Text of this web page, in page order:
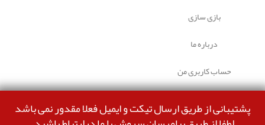
بازی سازی
درباره ما
حساب کاربری من
پشتیبانی از طریق ارسال تیکت و ایمیل فعلا مقدور نمی باشد